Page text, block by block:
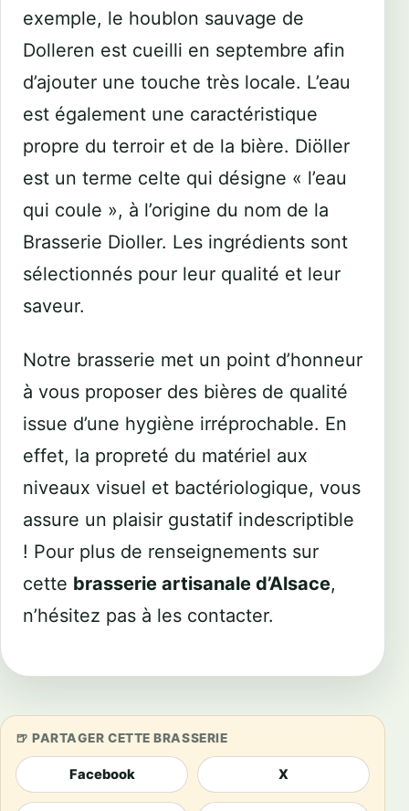
exemple, le houblon sauvage de
Dolleren est cueilli en septembre afin
d’ajouter une touche très locale. L’eau
est également une caractéristique
propre du terroir et de la bière. Diöller
est un terme celte qui désigne « l’eau
qui coule », à l’origine du nom de la
Brasserie Dioller. Les ingrédients sont
sélectionnés pour leur qualité et leur
saveur.
Notre brasserie met un point d’honneur
à vous proposer des bières de qualité
issue d’une hygiène irréprochable. En
effet, la propreté du matériel aux
niveaux visuel et bactériologique, vous
assure un plaisir gustatif indescriptible
! Pour plus de renseignements sur
cette brasserie artisanale d’Alsace,
n’hésitez pas à les contacter.
PARTAGER CETTE BRASSERIE
Facebook X